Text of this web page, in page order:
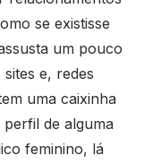
se existisse
um pouco
e, redes
uma caixinha
de alguma
feminino, lá